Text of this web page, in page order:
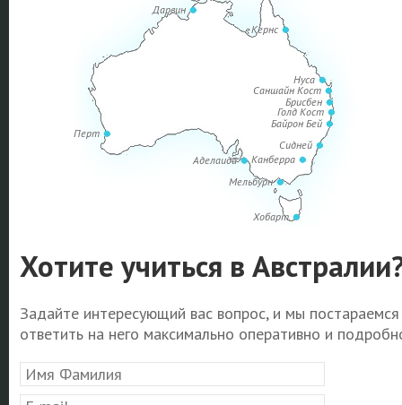
Сидней
Аделаида
Байрон Бей
Брисбен
Голд Кост
Канберра
Кернс
Мельбурн
Перт
Саншайн Кост
Хобарт
Нуса
Дарвин
Хотите учиться в
Задайте интересующий вас вопрос, и мы постараемся
ответить на него максимально оперативно и